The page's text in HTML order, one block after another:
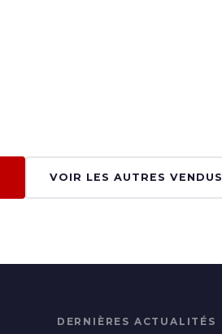
VOIR LES AUTRES VENDUS
DERNIÈRES ACTUALITÉS